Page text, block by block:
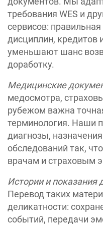
требования WES и
сервисов:
дисциплин, кредитов
уменьшают шанс
доработку.
Медицинские
медосмотра,
рубежом важна
терминология. Наши
диагнозы,
обследований так,
врачам и страховым
Истории и показания
Перевод таких
деликатности:
событий, передачи